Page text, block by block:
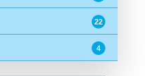
22
4